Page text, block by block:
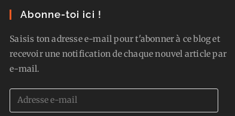
Abonne-toi ici !
Saisis ton adresse e-mail pour t'abonner à ce blog et
recevoir une notification de chaque nouvel article par
e-mail.
Adresse
e-